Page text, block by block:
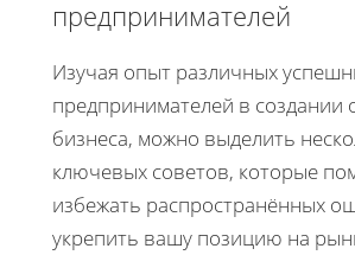
предпринимателей
Изучая опыт различных
предпринимателей в создании
бизнеса, можно выделить
ключевых советов, которые
избежать распространённых
укрепить вашу позицию на